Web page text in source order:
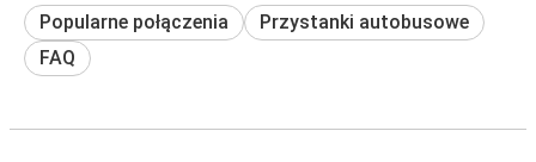
Popularne połączenia
Przystanki autobusowe
FAQ